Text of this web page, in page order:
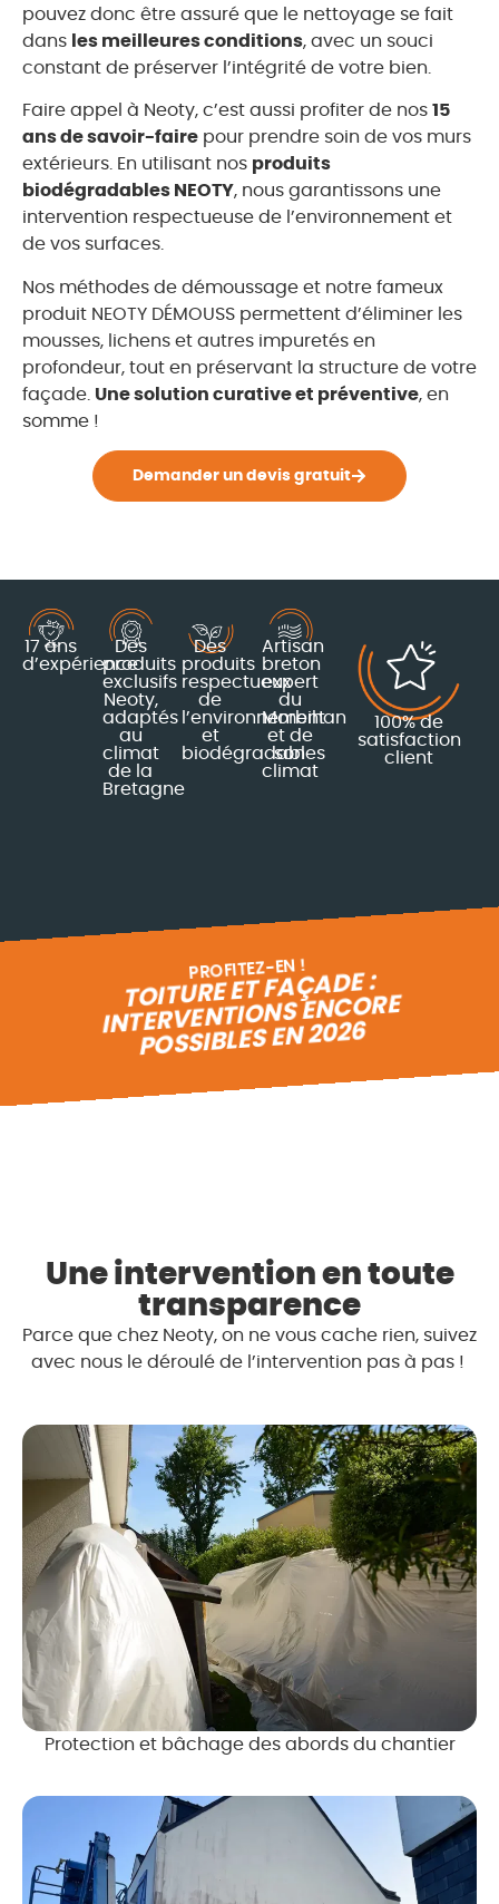
pouvez donc être assuré que le nettoyage se fait
dans les meilleures conditions, avec un souci
constant de préserver l’intégrité de votre bien.
Faire appel à Neoty, c’est aussi profiter de nos 15
ans de savoir-faire pour prendre soin de vos murs
extérieurs. En utilisant nos produits
biodégradables NEOTY, nous garantissons une
intervention respectueuse de l’environnement et
de vos surfaces.
Nos méthodes de démoussage et notre fameux
produit NEOTY DÉMOUSS permettent d’éliminer les
mousses, lichens et autres impuretés en
profondeur, tout en préservant la structure de votre
façade. Une solution curative et préventive, en
somme !
Demander un devis gratuit
17 ans
d’expérience
Des
produits
exclusifs
Neoty,
adaptés
au
climat
de la
Bretagne
Des
produits
respectueux
de
l’environnement
et
biodégradables
Artisan
breton
expert
du
Morbihan
et de
son
climat
100% de
satisfaction
client
PROFITEZ-EN !
TOITURE ET FAÇADE :
INTERVENTIONS ENCORE
POSSIBLES EN 2026
Une intervention en toute
transparence
Parce que chez Neoty, on ne vous cache rien, suivez
avec nous le déroulé de l’intervention pas à pas !
Protection et bâchage des abords du chantier